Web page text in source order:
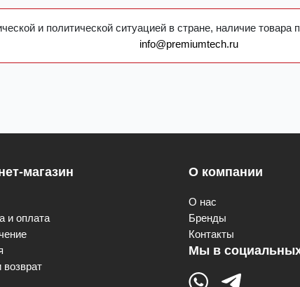
и политической ситуацией в стране, наличие товара
info@premiumtech.ru
магазин
и оплата
О компании
О нас
Бренды
Контакты
Мы в